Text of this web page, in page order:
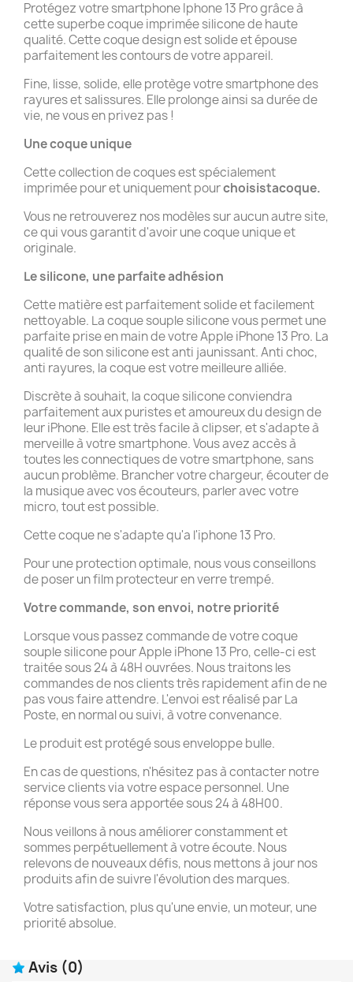
Protégez votre smartphone Iphone 13 Pro grâce à
cette superbe coque imprimée silicone de haute
qualité. Cette coque design est solide et épouse
parfaitement les contours de votre appareil.
Fine, lisse, solide, elle protège votre smartphone des
rayures et salissures. Elle prolonge ainsi sa durée de
vie, ne vous en privez pas !
Une coque unique
Cette collection de coques est spécialement
imprimée pour et uniquement pourchoisistacoque.
Vous ne retrouverez nos modèles sur aucun autre site,
ce qui vous garantit d'avoir une coque unique et
originale.
Le silicone, une parfaite adhésion
Cette matière est parfaitement solide et facilement
nettoyable. La coque souple silicone vous permet une
parfaite prise en main de votre Apple iPhone 13 Pro. La
qualité de son silicone est anti jaunissant. Anti choc,
anti rayures, la coque est votre meilleure alliée.
Discrète à souhait, la coque silicone conviendra
parfaitement aux puristes et amoureux du design de
leur iPhone. Elle est très facile à clipser, et s'adapte à
merveille à votre smartphone. Vous avez accès à
toutes les connectiques de votre smartphone, sans
aucun problème. Brancher votre chargeur, écouter de
la musique avec vos écouteurs, parler avec votre
micro, tout est possible.
Cette coque ne s'adapte qu'a l'iphone 13 Pro.
Pour une protection optimale, nous vous conseillons
de poser un film protecteur en verre trempé.
Votre commande, son envoi, notre priorité
Lorsque vous passez commande de votre coque
souple silicone pour Apple iPhone 13 Pro, celle-ci est
traitée sous 24 à 48H ouvrées. Nous traitons les
commandes de nos clients très rapidement afin de ne
pas vous faire attendre. L'envoi est réalisé par La
Poste, en normal ou suivi, à votre convenance.
Le produit est protégé sous enveloppe bulle.
En cas de questions, n'hésitez pas à contacter notre
service clients via votre espace personnel. Une
réponse vous sera apportée sous 24 à 48H00.
Nous veillons à nous améliorer constamment et
sommes perpétuellement à votre écoute. Nous
relevons de nouveaux défis, nous mettons à jour nos
produits afin de suivre l'évolution des marques.
Votre satisfaction, plus qu'une envie, un moteur, une
priorité absolue.
Avis (0)